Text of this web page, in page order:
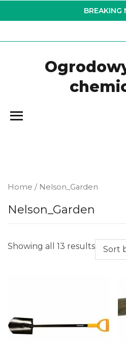
to
BREAKING
Home / Nelson_Garden
Nelson_Garden
Showing all 13 results